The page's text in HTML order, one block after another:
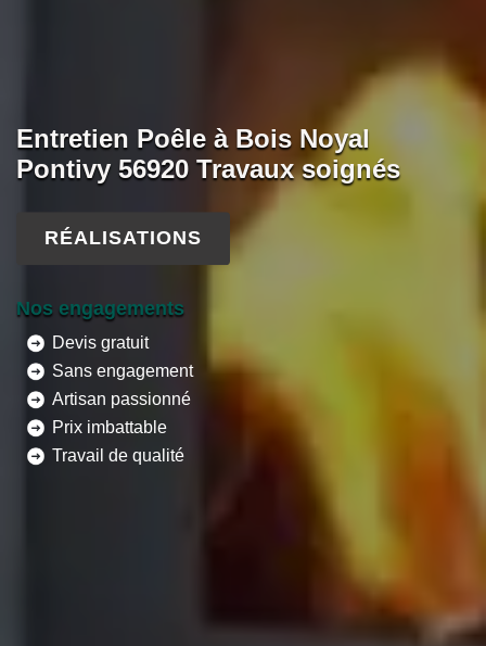
Entretien Poêle à Bois Noyal
Pontivy 56920 Travaux soignés
RÉALISATIONS
Nos engagements
Devis gratuit
Sans engagement
Artisan passionné
Prix imbattable
Travail de qualité